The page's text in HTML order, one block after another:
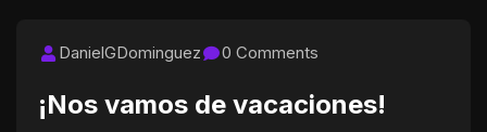
DanielGDominguez 0 Comments
¡Nos vamos de vacaciones!